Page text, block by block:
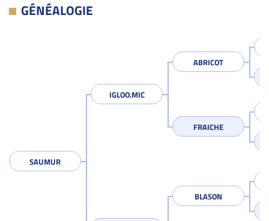
GÉNÉALOGIE
SAUMUR
IGLOO.MIC
ABRICOT
FRAICHE
BLASON